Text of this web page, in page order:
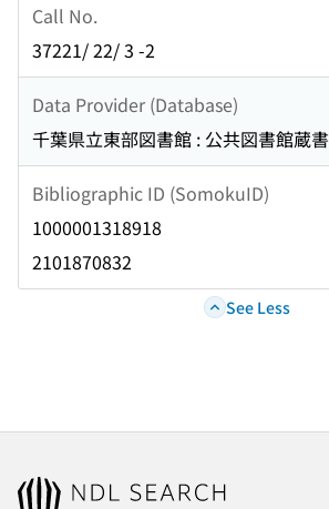
Call No.
37221/ 22/ 3 -2
Data Provider (Database)
千葉県立東部図書館 : 公共図書館蔵書
Bibliographic ID (SomokuID)
1000001318918
2101870832
See Less